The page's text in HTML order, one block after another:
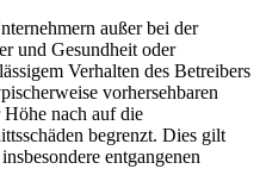
außer bei der
und Gesundheit oder
Verhalten des Betreibers
vorhersehbaren
nach auf die
begrenzt. Dies gilt
entgangenen